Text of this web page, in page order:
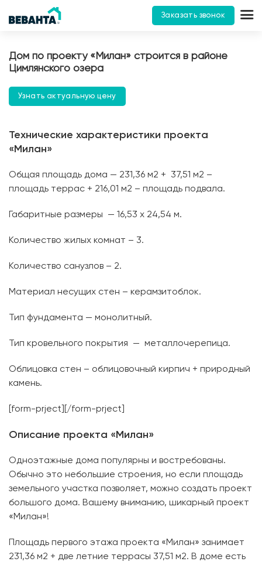
Заказать звонок
Дом по проекту «Милан» строится в районе
Цимлянского озера
Узнать актуальную цену
Технические характеристики проекта
«Милан»
Общая площадь дома — 231,36 м2 + 37,51 м2 –
площадь террас + 216,01 м2 – площадь подвала.
Габаритные размеры — 16,53 х 24,54 м.
Количество жилых комнат – 3.
Количество санузлов – 2.
Материал несущих стен – керамзитоблок.
Тип фундамента — монолитный.
Тип кровельного покрытия — металлочерепица.
Облицовка стен – облицовочный кирпич + природный
камень.
[form-prject][/form-prject]
Описание проекта «Милан»
Одноэтажные дома популярны и востребованы.
Обычно это небольшие строения, но если площадь
земельного участка позволяет, можно создать проект
большого дома. Вашему вниманию, шикарный проект
«Милан»!
Площадь первого этажа проекта «Милан» занимает
231,36 м2 + две летние террасы 37,51 м2. В доме есть